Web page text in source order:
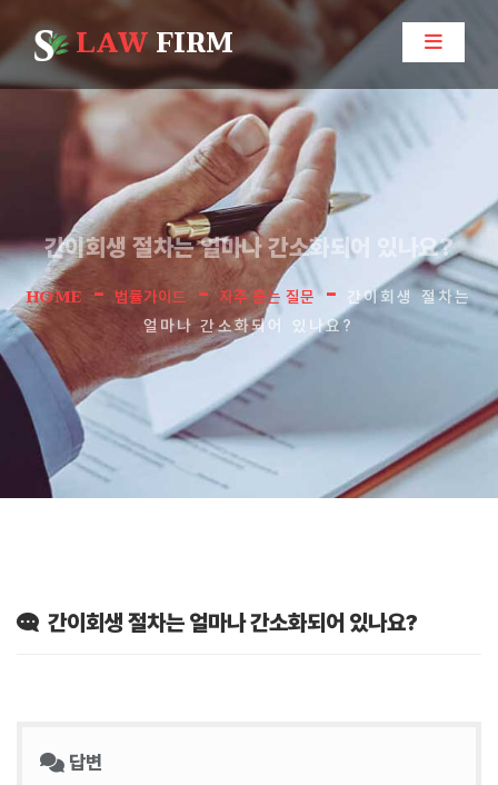
LAWFIRM
간이회생 절차는 얼마나 간소화되어 있나요?
HOME - 법률가이드 -자주 묻는 질문-
간이회생 절차는
얼마나 간소화되어 있나요?
간이회생 절차는 얼마나 간소화되어 있나요?
답변